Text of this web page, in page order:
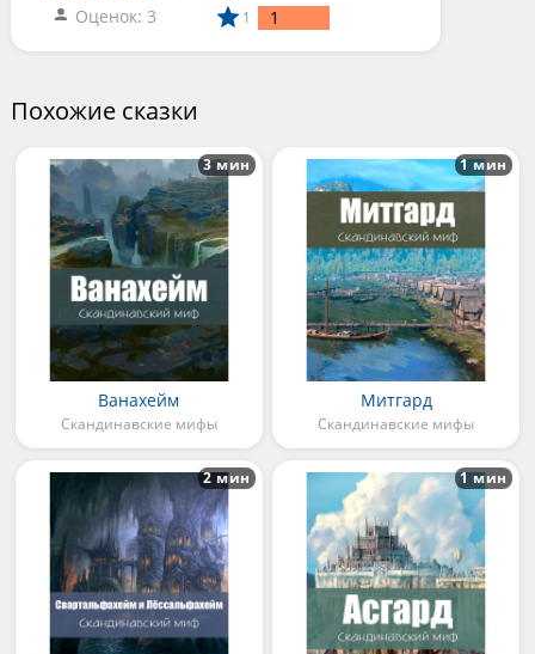
Оценок: 3 1 1
Похожие сказки
Ванахейм
Скандинавские мифы
3 мин
Митгард
Скандинавские мифы
1 мин
2 мин 1 мин